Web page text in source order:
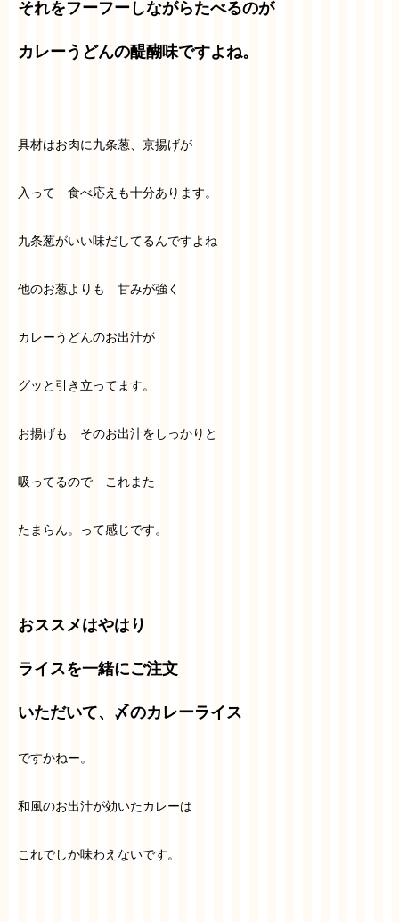
それをフーフーしながらたべるのが
カレーうどんの醍醐味ですよね。
具材はお肉に九条葱、京揚げが
入って 食べ応えも十分あります。
九条葱がいい味だしてるんですよね
他のお葱よりも 甘みが強く
カレーうどんのお出汁が
グッと引き立ってます。
お揚げも そのお出汁をしっかりと
吸ってるので これまた
たまらん。って感じです。
おススメはやはり
ライスを一緒にご注文
いただいて、〆のカレーライス
ですかねー。
和風のお出汁が効いたカレーは
これでしか味わえないです。